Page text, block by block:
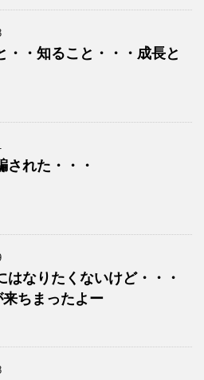
・・知ること・・・成長と
された・・・
はなりたくないけど・・・
ちまったよー